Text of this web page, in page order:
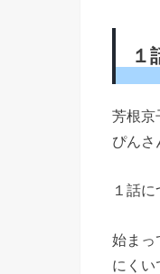
１
芳根京
ぴんさ
１話
始まっ
にくい